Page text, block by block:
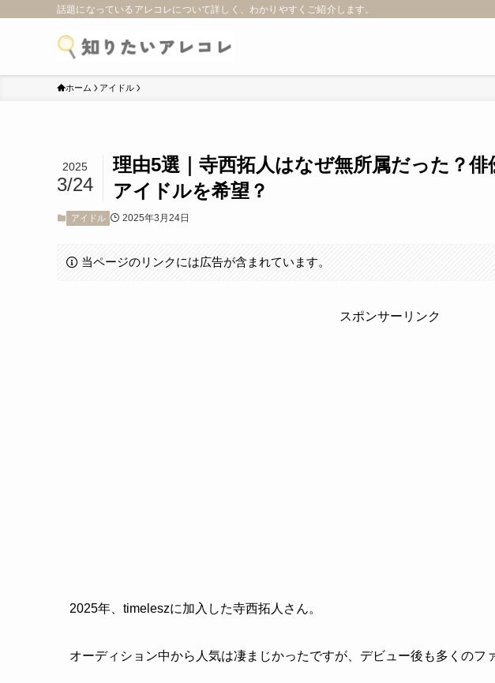
話題になっているアレコレについて詳しく、わかりやすくご紹介します。
ホーム アイドル
理由5選｜寺西拓人はなぜ無所属だった？
アイドルを希望？
2025
3/24
アイドル 2025年3月24日
当ページのリンクには広告が含まれています。
スポンサーリンク
2025年、timeleszに加入した寺西拓人さん。
オーディション中から人気は凄まじかったですが、デビュー後も多くのフ